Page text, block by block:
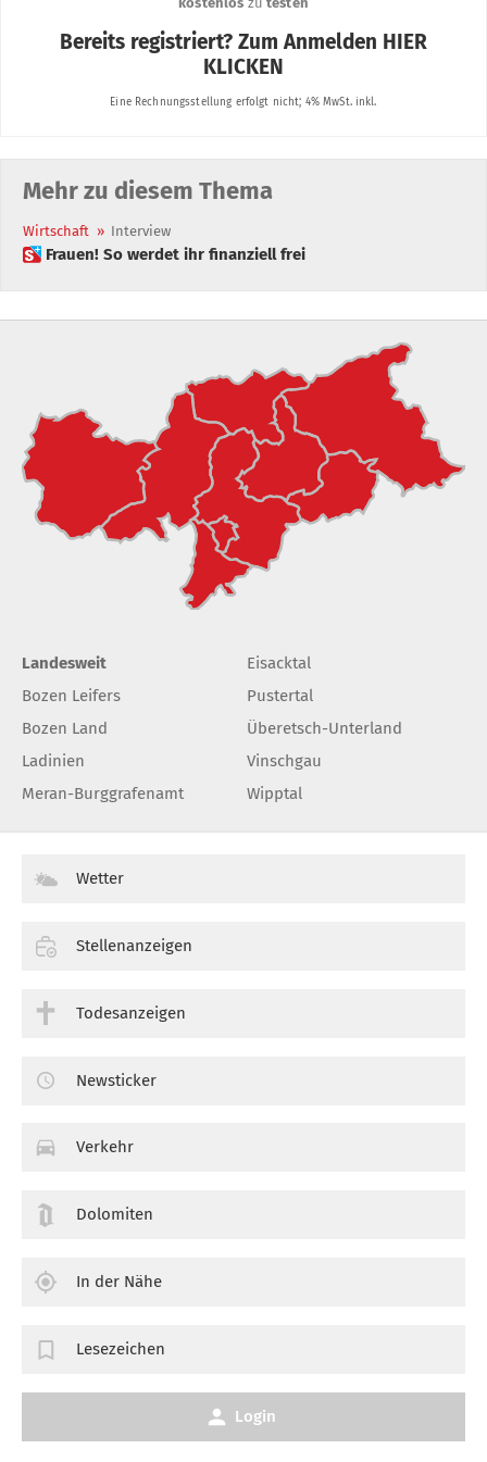
Mehr zu diesem Thema
Wirtschaft » Interview
 Frauen! So werdet ihr finanziell frei
Landesweit
Bozen Leifers
Bozen Land
Ladinien
Meran-Burggrafenamt
Eisacktal
Pustertal
Überetsch-Unterland
Vinschgau
Wipptal
Wetter
Stellenanzeigen
Todesanzeigen
Newsticker
Verkehr
Dolomiten
In der Nähe
Lesezeichen
Login